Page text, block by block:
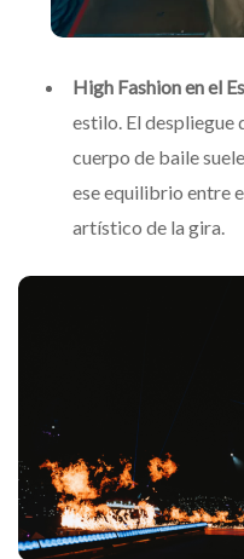
High Fashion en el
estilo. El despliegue
cuerpo de baile
ese equilibrio entre
artístico de la gira.